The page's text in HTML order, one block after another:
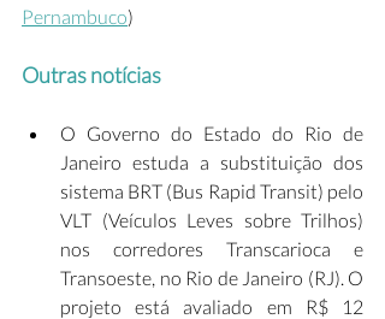
Pernambuco)
Outras notícias
O Governo do Estado do Rio de
Janeiro estuda a substituição dos
sistema BRT (Bus Rapid Transit) pelo
VLT (Veículos Leves sobre Trilhos)
nos corredores Transcarioca e
Transoeste, no Rio de Janeiro (RJ). O
projeto está avaliado em R$ 12